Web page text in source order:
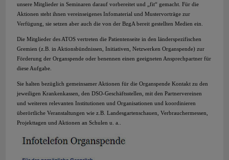
unsere Mitglieder in Seminaren darauf vorbereitet und „fit“ gemacht. Für die
Aktionen steht ihnen vereinseigenes Infomaterial und Mustervorträge zur
Verfügung, sie setzen aber auch die von der BzgA bereit gestellten Medien ein.
Die Mitglieder des ATOS vertreten die Patientenseite in den länderspezifischen
Gremien (z.B. in Aktionsbündnissen, Initiativen, Netzwerken Organspende) zur
Förderung der Organspende oder benennen einen geeigneten Ansprechpartner für
diese Aufgabe.
Sie halten bezüglich gemeinsamer Aktionen für die Organspende Kontakt zu den
jeweiligen Krankenkassen, den DSO-Geschäftsstellen, mit den Partnervereinen
und weiteren relevanten Institutionen und Organisationen und koordinieren
überörtliche Veranstaltungen wie z.B. Landesgartenschauen, Verbrauchermessen,
Projekttagen und Aktionen an Schulen u. a..